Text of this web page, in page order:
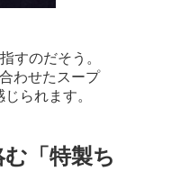
すのだそう。
わせたスープ
られます。
「特製ち